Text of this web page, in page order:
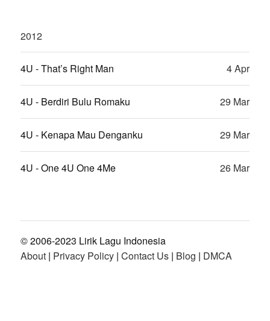
2012
4U - That’s Right Man 4 Apr
4U - Berdiri Bulu Romaku 29 Mar
4U - Kenapa Mau Denganku 29 Mar
4U - One 4U One 4Me 26 Mar
© 2006-2023 Lirik Lagu Indonesia
About| Privacy Policy| Contact Us| Blog | DMCA